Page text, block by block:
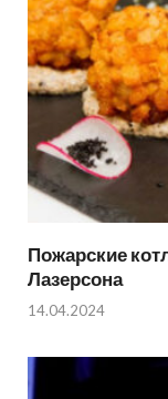
Пожарские
Лазерсона
14.04.2024